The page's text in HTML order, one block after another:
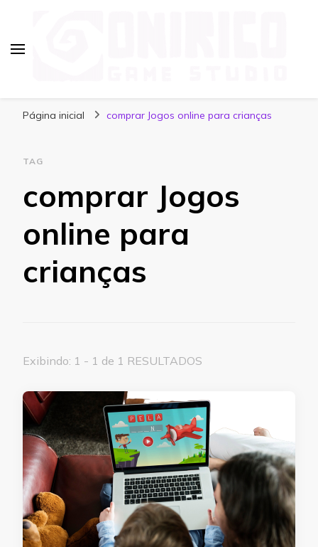
Página inicial comprar Jogos online para crianças
TAG
comprar Jogos
online para
crianças
Exibindo: 1 - 1 de 1 RESULTADOS